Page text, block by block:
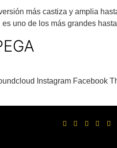
más castiza y amplia
uno de los más grandes
Instagram Facebook